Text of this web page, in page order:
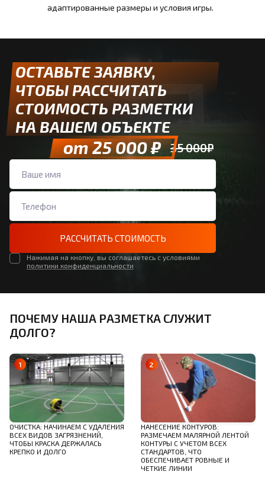
адаптированные размеры и условия игры.
ОСТАВЬТЕ ЗАЯВКУ,
ЧТОБЫ РАССЧИТАТЬ
СТОИМОСТЬ РАЗМЕТКИ
НА ВАШЕМ ОБЪЕКТЕ
от 25 000 ₽ 35 000₽
РАССЧИТАТЬ СТОИМОСТЬ
Нажимая на кнопку, вы соглашаетесь с условиями
политики конфиденциальности
ПОЧЕМУ НАША РАЗМЕТКА СЛУЖИТ
ДОЛГО?
ОЧИСТКА: НАЧИНАЕМ С УДАЛЕНИЯ
ВСЕХ ВИДОВ ЗАГРЯЗНЕНИЙ,
ЧТОБЫ КРАСКА ДЕРЖАЛАСЬ
КРЕПКО И ДОЛГО
НАНЕСЕНИЕ КОНТУРОВ:
РАЗМЕЧАЕМ МАЛЯРНОЙ ЛЕНТОЙ
КОНТУРЫ С УЧЕТОМ ВСЕХ
СТАНДАРТОВ, ЧТО
ОБЕСПЕЧИВАЕТ РОВНЫЕ И
ЧЕТКИЕ ЛИНИИ